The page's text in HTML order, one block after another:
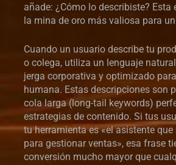
añade: ¿Cómo lo describiste? Esta
la mina de oro más valiosa para
Cuando un usuario describe tu
o colega, utiliza un lenguaje
jerga corporativa y optimizado
humana. Estas descripciones son
cola larga (long-tail keywords)
estrategias de contenido. Si tus
tu herramienta es «el asistente
para gestionar ventas», esa frase
conversión mucho mayor que